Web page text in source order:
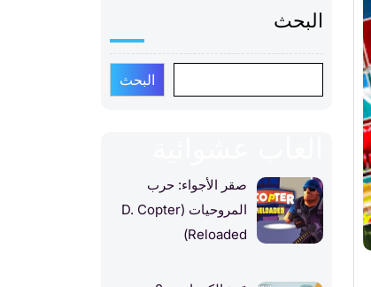
البحث
البحث
صقر الأجواء: حرب
المروحيات (D. Copter
Reloaded)